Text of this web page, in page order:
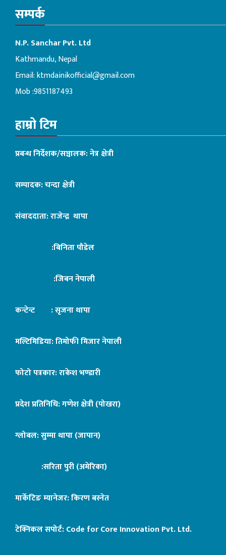
सम्पर्क
N.P. Sanchar Pvt. Ltd
Kathmandu, Nepal
Email:ktmdainikofficial@gmail.com
Mob :9851187493
हाम्रो टिम
प्रबन्ध निर्देशक/सञ्चालक: नेत्र क्षेत्री
सम्पादक: चन्दा क्षेत्री
संवाददाता: राजेन्द्र थापा
:बिनिता पौडेल
:जिबन नेपाली
कन्टेन्ट : सृजना थापा
मल्टिमिडिया: तिमोफी मिजार नेपाली
फोटो पत्रकार: राकेश भण्डारी
प्रदेश प्रतिनिधि: गणेश क्षेत्री (पोखरा)
ग्लोबल: सुम्मा थापा (जापान)
:सरिता पुरी (अमेरिका)
मार्केटिङ म्यानेजर: किरण बस्नेत
टेक्निकल सपोर्ट:Code for Core Innovation Pvt. Ltd.